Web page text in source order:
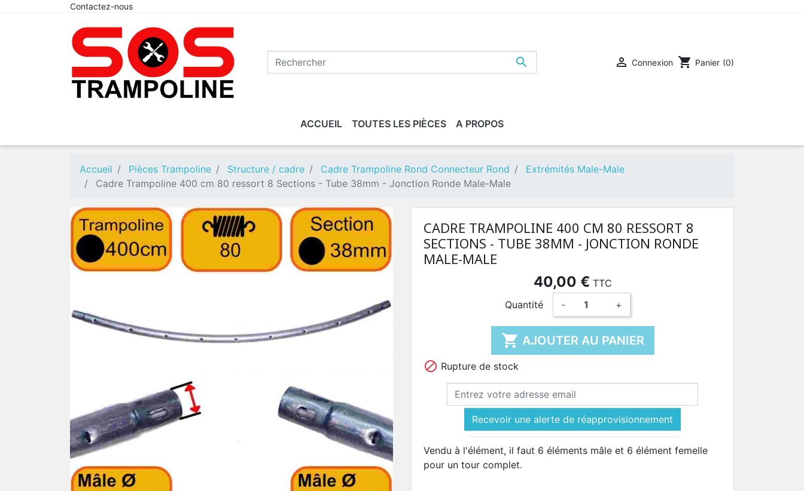
Contactez-nous
  Connexion shopping_cart Panier (0)
ACCUEIL TOUTES LES PIÈCES A PROPOS
Accueil Pièces Trampoline Structure / cadre Cadre Trampoline Rond Connecteur Rond
Extrémités Male-Male
Cadre Trampoline 400 cm 80 ressort 8 Sections - Tube 38mm - Jonction Ronde Male-Male
CADRE TRAMPOLINE 400 CM 80 RESSORT 8
SECTIONS - TUBE 38MM - JONCTION RONDE
MALE-MALE
40,00 € TTC
Quantité
- +
 AJOUTER AU PANIER
 Rupture de stock
Recevoir une alerte de réapprovisionnement
Vendu à l'élément, il faut 6 éléments mâle et 6 élément femelle
pour un tour complet.